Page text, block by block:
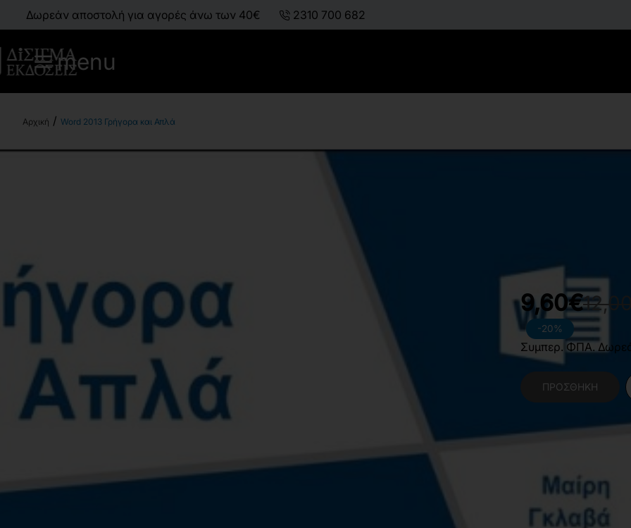
Δωρεάν αποστολή για αγορές άνω των 40€ 2310 700 682
menu
Word 2013 Γρήγορα και Απλά
Word
-20%
9,60€
Συμπερ. ΦΠΑ.
ΠΡΟΣΘΉΚΗ
Κατηγορίες: Θετικές
Χαρακτηριστικά Βιβλίου
Γλώσσα